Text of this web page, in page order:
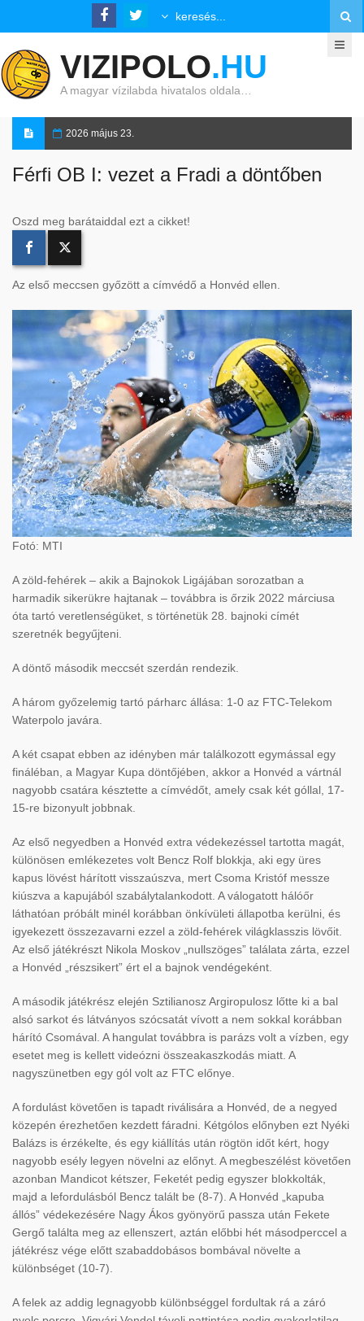
VIZIPOLO.HU
A magyar vízilabda hivatalos oldala…
2026 május 23.
Férfi OB I: vezet a Fradi a döntőben
Oszd meg barátaiddal ezt a cikket!
Az első meccsen győzött a címvédő a Honvéd ellen.
Fotó: MTI
A zöld-fehérek – akik a Bajnokok Ligájában sorozatban a
harmadik sikerükre hajtanak – továbbra is őrzik 2022 márciusa
óta tartó veretlenségüket, s történetük 28. bajnoki címét
szeretnék begyűjteni.
A döntő második meccsét szerdán rendezik.
A három győzelemig tartó párharc állása: 1-0 az FTC-Telekom
Waterpolo javára.
A két csapat ebben az idényben már találkozott egymással egy
fináléban, a Magyar Kupa döntőjében, akkor a Honvéd a vártnál
nagyobb csatára késztette a címvédőt, amely csak két góllal, 17-
15-re bizonyult jobbnak.
Az első negyedben a Honvéd extra védekezéssel tartotta magát,
különösen emlékezetes volt Bencz Rolf blokkja, aki egy üres
kapus lövést hárított visszaúszva, mert Csoma Kristóf messze
kiúszva a kapujából szabálytalankodott. A válogatott hálóőr
láthatóan próbált minél korábban önkívületi állapotba kerülni, és
igyekezett összezavarni ezzel a zöld-fehérek világklasszis lövőit.
Az első játékrészt Nikola Moskov „nullszöges” találata zárta, ezzel
a Honvéd „részsikert” ért el a bajnok vendégeként.
A második játékrész elején Sztilianosz Argiropulosz lőtte ki a bal
alsó sarkot és látványos szócsatát vívott a nem sokkal korábban
hárító Csomával. A hangulat továbbra is parázs volt a vízben, egy
esetet meg is kellett videózni összeakaszkodás miatt. A
nagyszünetben egy gól volt az FTC előnye.
A fordulást követően is tapadt riválisára a Honvéd, de a negyed
közepén érezhetően kezdett fáradni. Kétgólos előnyben ezt Nyéki
Balázs is érzékelte, és egy kiállítás után rögtön időt kért, hogy
nagyobb esély legyen növelni az előnyt. A megbeszélést követően
azonban Mandicot kétszer, Feketét pedig egyszer blokkolták,
majd a lefordulásból Bencz talált be (8-7). A Honvéd „kapuba
állós” védekezésére Nagy Ákos gyönyörű passza után Fekete
Gergő találta meg az ellenszert, aztán előbbi hét másodperccel a
játékrész vége előtt szabaddobásos bombával növelte a
különbséget (10-7).
A felek az addig legnagyobb különbséggel fordultak rá a záró